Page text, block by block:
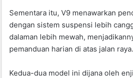
Sementara itu, V9 menawarkan
dengan sistem suspensi lebih
dalaman lebih mewah,
pemanduan harian di atas jalan raya.
Kedua-dua model ini dijana oleh